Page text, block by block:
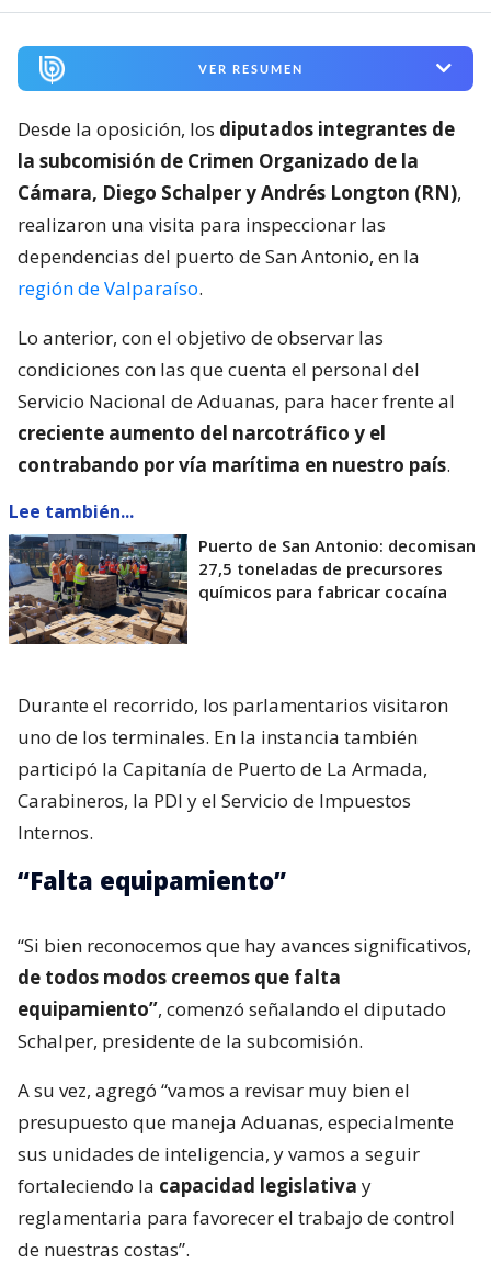
VER RESUMEN
Desde la oposición, los diputados integrantes de
la subcomisión de Crimen Organizado de la
Cámara, Diego Schalper y Andrés Longton (RN),
realizaron una visita para inspeccionar las
dependencias del puerto de San Antonio, en la
región de Valparaíso.
Lo anterior, con el objetivo de observar las
condiciones con las que cuenta el personal del
Servicio Nacional de Aduanas, para hacer frente al
creciente aumento del narcotráfico y el
contrabando por vía marítima en nuestro país.
Lee también...
Puerto de San Antonio: decomisan
27,5 toneladas de precursores
químicos para fabricar cocaína
Durante el recorrido, los parlamentarios visitaron
uno de los terminales. En la instancia también
participó la Capitanía de Puerto de La Armada,
Carabineros, la PDI y el Servicio de Impuestos
Internos.
“Falta equipamiento”
“Si bien reconocemos que hay avances significativos,
de todos modos creemos que falta
equipamiento”, comenzó señalando el diputado
Schalper, presidente de la subcomisión.
A su vez, agregó “vamos a revisar muy bien el
presupuesto que maneja Aduanas, especialmente
sus unidades de inteligencia, y vamos a seguir
fortaleciendo la capacidad legislativa y
reglamentaria para favorecer el trabajo de control
de nuestras costas”.